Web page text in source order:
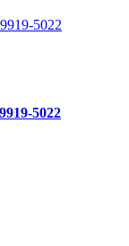
5022